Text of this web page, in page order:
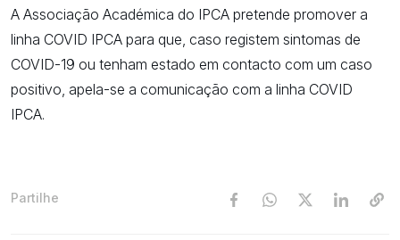
A Associação Académica do IPCA pretende promover a
linha COVID IPCA para que, caso registem sintomas de
COVID-19 ou tenham estado em contacto com um caso
positivo, apela-se a comunicação com a linha COVID
IPCA.
Partilhe